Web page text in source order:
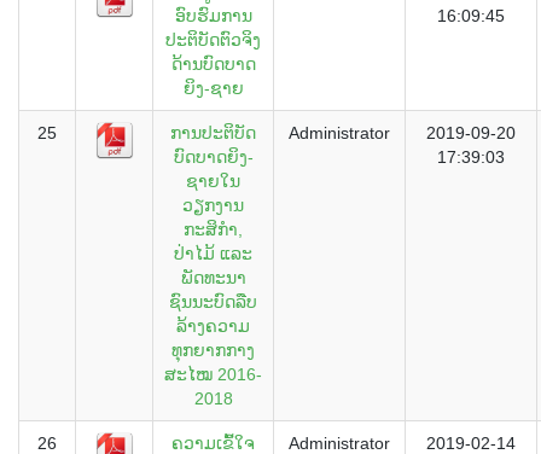
ອົບຮົມການ
ປະຕິບັດຕົວຈິງ
ດ້ານບົດບາດ
ຍິງ-ຊາຍ
16:09:45
25
ການປະຕິບັດ
ບົດບາດຍິງ-
ຊາຍໃນ
ວຽກງານ
ກະສິກຳ,
ປ່າໄມ້ ແລະ
ພັດທະນາ
ຊົນນະບົດລືບ
ລ້າງຄວາມ
ທຸກຍາກກາງ
ສະໄໝ 2016-
2018
Administrator
2019-09-20
17:39:03
26
ຄວາມເຂົ້ໃຈ
Administrator
2019-02-14